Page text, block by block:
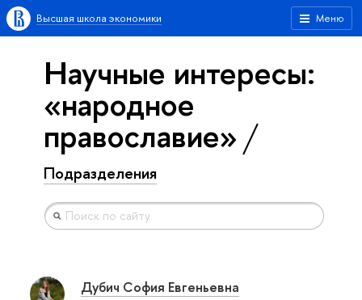
Меню
Высшая школа экономики
Научные интересы:
«народное
православие»
Подразделения
Дубич София Евгеньевна